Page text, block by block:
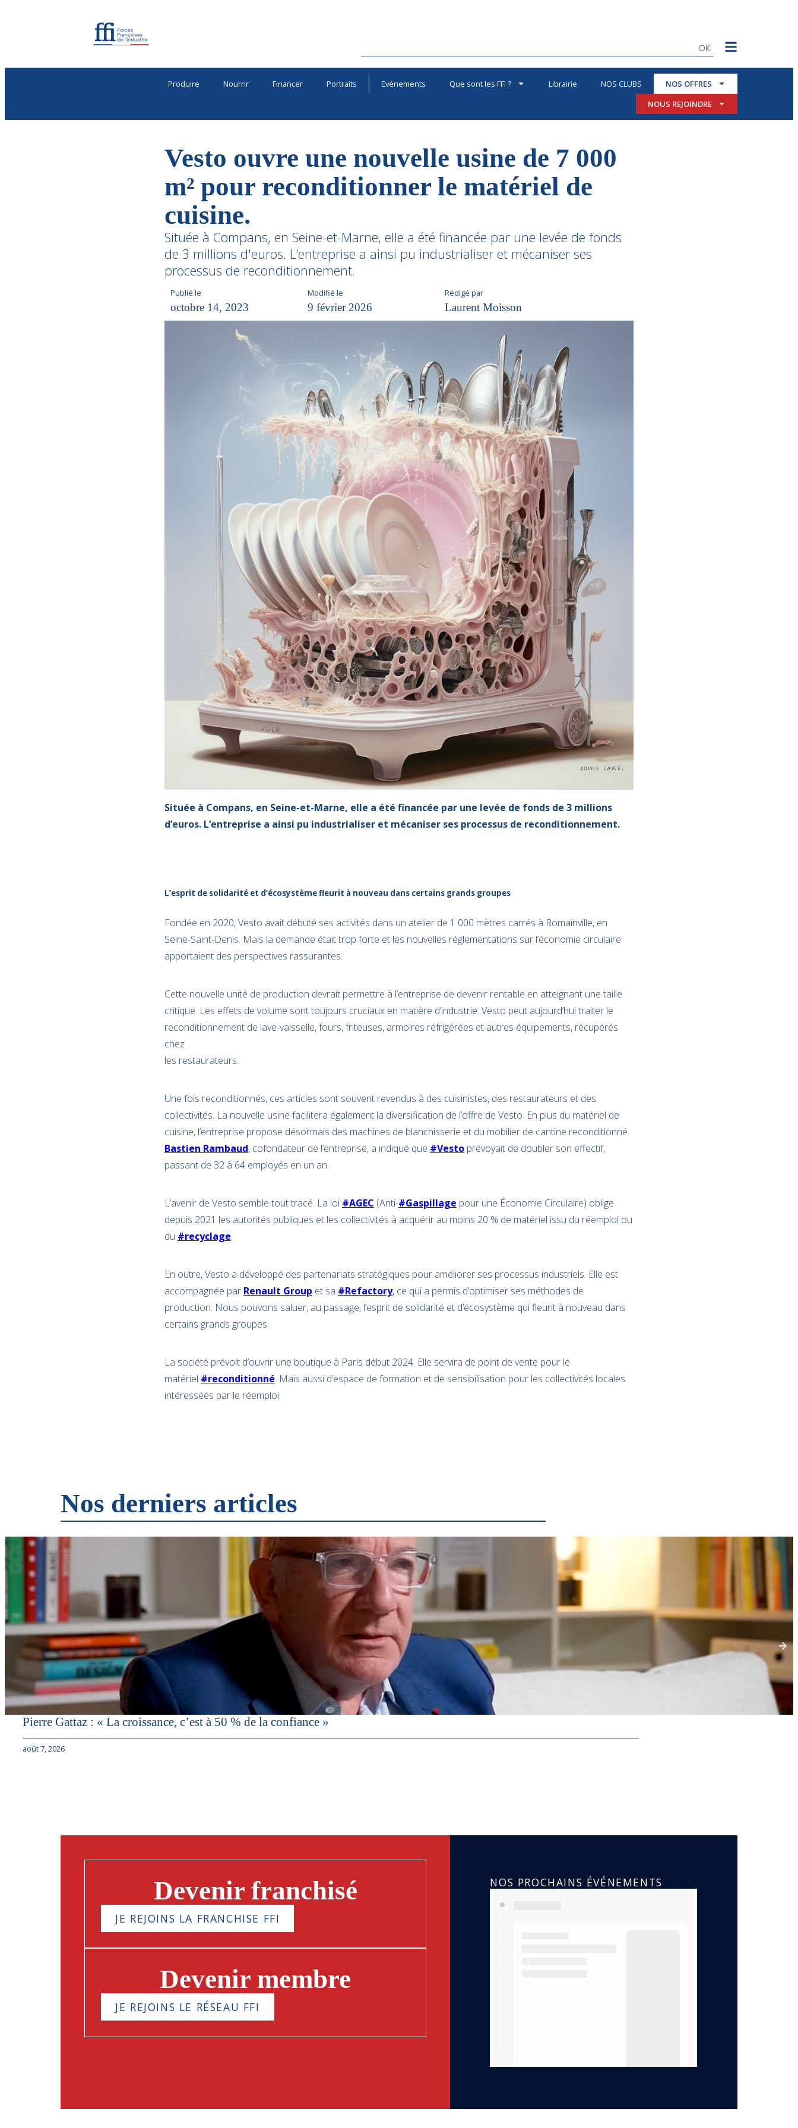
OK
Produire Nourrir Financer Portraits Evénements Que sont les FFI ? Librairie NOS CLUBS
NOS OFFRES
NOUS REJOINDRE
Vesto ouvre une nouvelle usine de 7 000
m² pour reconditionner le matériel de
cuisine.
Située à Compans, en Seine-et-Marne, elle a été financée par une levée de fonds
de 3 millions d'euros. L’entreprise a ainsi pu industrialiser et mécaniser ses
processus de reconditionnement.
Publié le
octobre 14, 2023
Modifié le
9 février 2026
Rédigé par
Laurent Moisson
Située à Compans, en Seine-et-Marne, elle a été financée par une levée de fonds de 3 millions
d’euros. L’entreprise a ainsi pu industrialiser et mécaniser ses processus de reconditionnement.
L’esprit de solidarité et d’écosystème fleurit à nouveau dans certains grands groupes
Fondée en 2020, Vesto avait débuté ses activités dans un atelier de 1 000 mètres carrés à Romainville, en
Seine-Saint-Denis. Mais la demande était trop forte et les nouvelles réglementations sur l’économie circulaire
apportaient des perspectives rassurantes.
Cette nouvelle unité de production devrait permettre à l’entreprise de devenir rentable en atteignant une taille
critique. Les effets de volume sont toujours cruciaux en matière d’industrie. Vesto peut aujourd’hui traiter le
reconditionnement de lave-vaisselle, fours, friteuses, armoires réfrigérées et autres équipements, récupérés
chez
les restaurateurs.
Une fois reconditionnés, ces articles sont souvent revendus à des cuisinistes, des restaurateurs et des
collectivités. La nouvelle usine facilitera également la diversification de l’offre de Vesto. En plus du matériel de
cuisine, l’entreprise propose désormais des machines de blanchisserie et du mobilier de cantine reconditionné.
Bastien Rambaud, cofondateur de l’entreprise, a indiqué que #Vestoprévoyait de doubler son effectif,
passant de 32 à 64 employés en un an.
L’avenir de Vesto semble tout tracé. La loi #AGEC (Anti-#Gaspillage pour une Économie Circulaire) oblige
depuis 2021 les autorités publiques et les collectivités à acquérir au moins 20 % de matériel issu du réemploi ou
du #recyclage.
En outre, Vesto a développé des partenariats stratégiques pour améliorer ses processus industriels. Elle est
accompagnée par Renault Group et sa #Refactory, ce qui a permis d’optimiser ses méthodes de
production. Nous pouvons saluer, au passage, l’esprit de solidarité et d’écosystème qui fleurit à nouveau dans
certains grands groupes.
La société prévoit d’ouvrir une boutique à Paris début 2024. Elle servira de point de vente pour le
matériel #reconditionné. Mais aussi d’espace de formation et de sensibilisation pour les collectivités locales
intéressées par le réemploi.
Nos derniers articles
Pierre Gattaz : « La croissance, c’est à 50 % de la confiance »
août 7, 2026
Devenir franchisé
JE REJOINS LA FRANCHISE FFI
Devenir membre
JE REJOINS LE RÉSEAU FFI
NOS PROCHAINS ÉVÉNEMENTS